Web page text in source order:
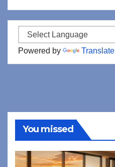
Powered by Translate
You missed